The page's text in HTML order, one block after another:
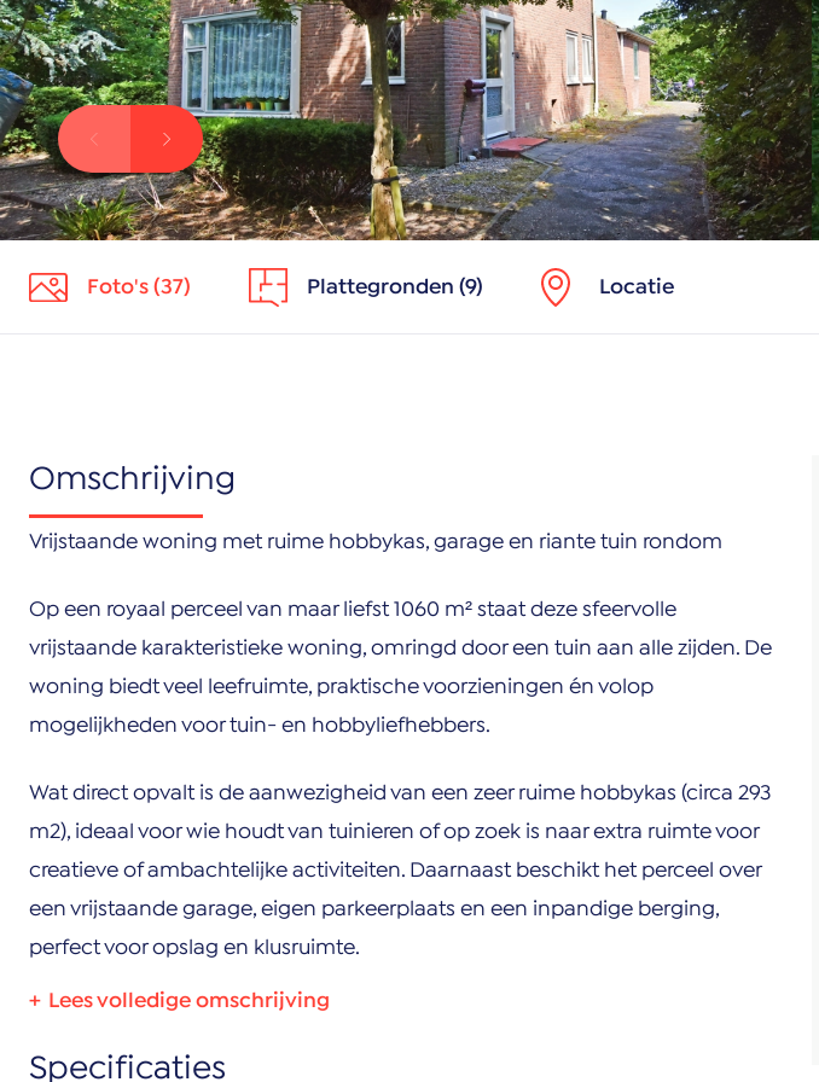
Foto's (37) Plattegronden (9) Locatie
Omschrijving
Vrijstaande woning met ruime hobbykas, garage en riante tuin rondom
Op een royaal perceel van maar liefst 1060 m² staat deze sfeervolle
vrijstaande karakteristieke woning, omringd door een tuin aan alle zijden. De
woning biedt veel leefruimte, praktische voorzieningen én volop
mogelijkheden voor tuin- en hobbyliefhebbers.
Wat direct opvalt is de aanwezigheid van een zeer ruime hobbykas (circa 293
m2), ideaal voor wie houdt van tuinieren of op zoek is naar extra ruimte voor
creatieve of ambachtelijke activiteiten. Daarnaast beschikt het perceel over
een vrijstaande garage, eigen parkeerplaats en een inpandige berging,
perfect voor opslag en klusruimte.
Begane grond
Specificaties